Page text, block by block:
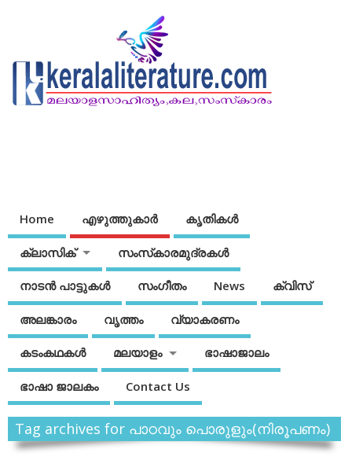
Home എഴുത്തുകാര്‍ കൃതികൾ
ക്ലാസിക് സംസ്‌കാരമുദ്രകള്‍
നാടന്‍ പാട്ടുകള്‍ സംഗീതം News ക്വിസ്
അലങ്കാരം വൃത്തം വ്യാകരണം
കടംകഥകള്‍ മലയാളം ഭാഷാജാലം
ഭാഷാ ജാലകം Contact Us
Tag archives for പാഠവും പൊരുളും(നിരൂപണം)